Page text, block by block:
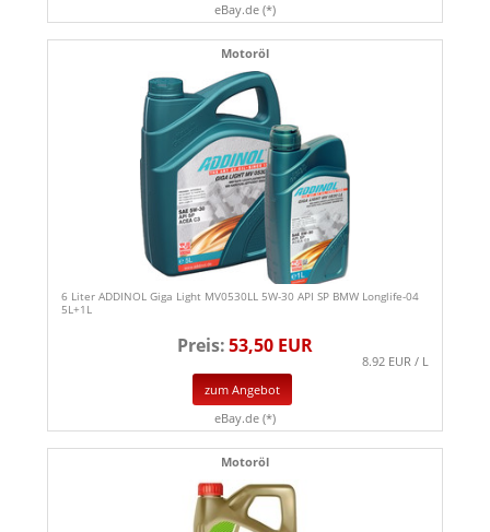
eBay.de (*)
Motoröl
6 Liter ADDINOL Giga Light MV0530LL 5W-30 API SP BMW Longlife-04
5L+1L
Preis:53,50 EUR
8.92 EUR / L
zum Angebot
eBay.de (*)
Motoröl